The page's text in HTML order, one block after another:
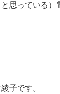
思っている）
子です。